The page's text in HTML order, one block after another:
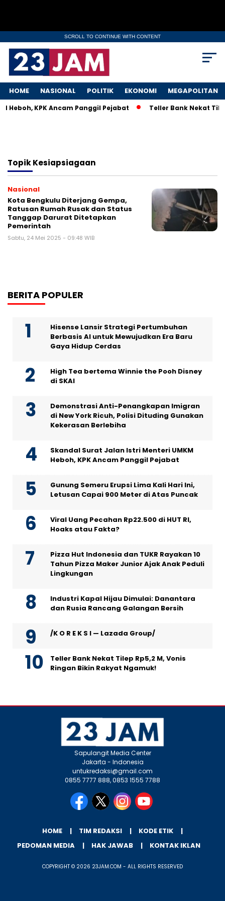
SCROLL TO CONTINUE WITH CONTENT
HOME NASIONAL POLITIK EKONOMI MEGAPOLITAN
Heboh, KPK Ancam Panggil Pejabat Teller Bank Nekat
TopikKesiapsiagaan
Nasional
Kota Bengkulu Diterjang Gempa,
Ratusan Rumah Rusak dan Status
Tanggap Darurat Ditetapkan
Pemerintah
Sabtu, 24 Mei 2025 - 09:48 WIB
BERITA POPULER
Hisense Lansir Strategi Pertumbuhan
Berbasis AI untuk Mewujudkan Era Baru
Gaya Hidup Cerdas
High Tea bertema Winnie the Pooh Disney
di SKAI
Demonstrasi Anti-Penangkapan Imigran
di New York Ricuh, Polisi Dituding Gunakan
Kekerasan Berlebiha
Skandal Surat Jalan Istri Menteri UMKM
Heboh, KPK Ancam Panggil Pejabat
Gunung Semeru Erupsi Lima Kali Hari Ini,
Letusan Capai 900 Meter di Atas Puncak
Viral Uang Pecahan Rp22.500 di HUT RI,
Hoaks atau Fakta?
Pizza Hut Indonesia dan TUKR Rayakan 10
Tahun Pizza Maker Junior Ajak Anak Peduli
Lingkungan
Industri Kapal Hijau Dimulai: Danantara
dan Rusia Rancang Galangan Bersih
/K O R E K S I — Lazada Group/
Teller Bank Nekat Tilep Rp5,2 M, Vonis
Ringan Bikin Rakyat Ngamuk!
Sapulangit Media Center
Jakarta - Indonesia
untukredaksi@gmail.com
0855 7777 888, 0853 1555 7788
HOME TIM REDAKSI
KODE ETIK
PEDOMAN MEDIA
HAK JAWAB KONTAK IKLAN
COPYRIGHT © 2026 23JAM.COM - ALL RIGHTS RESERVED